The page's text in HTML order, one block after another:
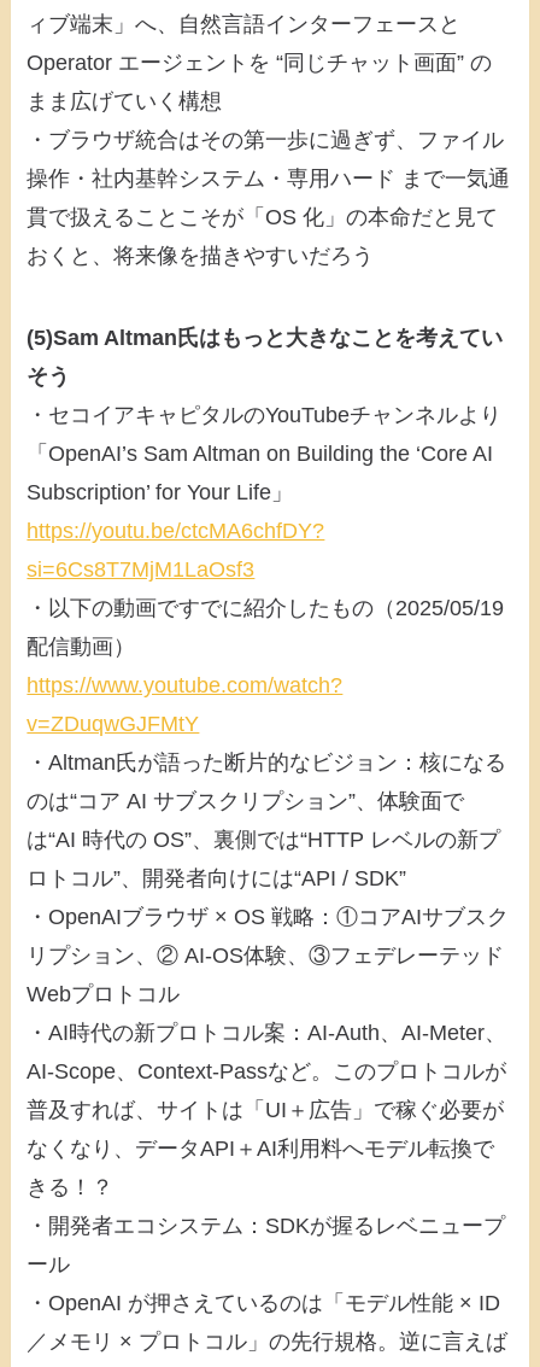
ィブ端末」へ、自然言語インターフェースと
Operator エージェントを “同じチャット画面” の
まま広げていく構想
・ブラウザ統合はその第一歩に過ぎず、ファイル
操作・社内基幹システム・専用ハード まで一気通
貫で扱えることこそが「OS 化」の本命だと見て
おくと、将来像を描きやすいだろう
(5)Sam Altman氏はもっと大きなことを考えてい
そう
・セコイアキャピタルのYouTubeチャンネルより
「OpenAI’s Sam Altman on Building the ‘Core AI
Subscription’ for Your Life」
https://youtu.be/ctcMA6chfDY?
si=6Cs8T7MjM1LaOsf3
・以下の動画ですでに紹介したもの（2025/05/19
配信動画）
https://www.youtube.com/watch?
v=ZDuqwGJFMtY
・Altman氏が語った断片的なビジョン：核になる
のは“コア AI サブスクリプション”、体験面で
は“AI 時代の OS”、裏側では“HTTP レベルの新プ
ロトコル”、開発者向けには“API / SDK”
・OpenAIブラウザ × OS 戦略：①コアAIサブスク
リプション、② AI-OS体験、③フェデレーテッド
Webプロトコル
・AI時代の新プロトコル案：AI-Auth、AI-Meter、
AI-Scope、Context-Passなど。このプロトコルが
普及すれば、サイトは「UI＋広告」で稼ぐ必要が
なくなり、データAPI＋AI利用料へモデル転換で
きる！？
・開発者エコシステム：SDKが握るレベニュープ
ール
・OpenAI が押さえているのは「モデル性能 × ID
／メモリ × プロトコル」の先行規格。逆に言えば